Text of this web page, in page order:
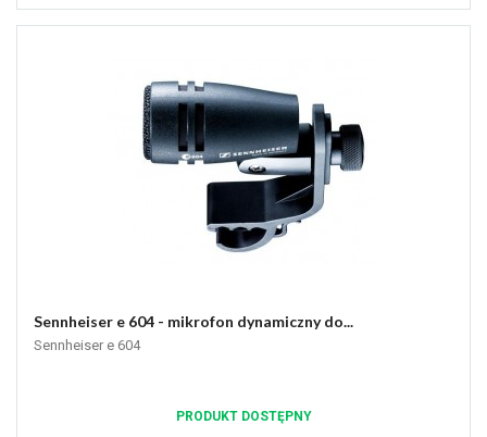
Sennheiser e 604 - mikrofon dynamiczny do...
Sennheiser e 604
PRODUKT DOSTĘPNY